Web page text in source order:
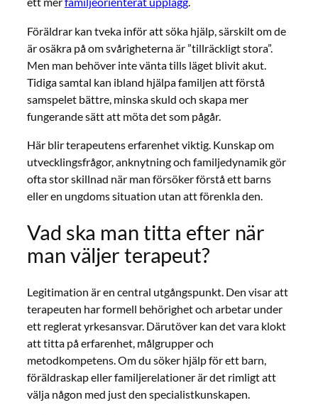
Föräldrar kan tveka inför att söka hjälp, särskilt om de
är osäkra på om svårigheterna är ”tillräckligt stora”.
Men man behöver inte vänta tills läget blivit akut.
Tidiga samtal kan ibland hjälpa familjen att förstå
samspelet bättre, minska skuld och skapa mer
fungerande sätt att möta det som pågår.
Här blir terapeutens erfarenhet viktig. Kunskap om
utvecklingsfrågor, anknytning och familjedynamik gör
ofta stor skillnad när man försöker förstå ett barns
eller en ungdoms situation utan att förenkla den.
Vad ska man titta efter när
man väljer terapeut?
Legitimation är en central utgångspunkt. Den visar att
terapeuten har formell behörighet och arbetar under
ett reglerat yrkesansvar. Därutöver kan det vara klokt
att titta på erfarenhet, målgrupper och
metodkompetens. Om du söker hjälp för ett barn,
föräldraskap eller familjerelationer är det rimligt att
välja någon med just den specialistkunskapen.